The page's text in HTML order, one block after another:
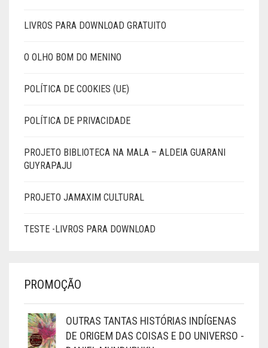
LIVROS PARA DOWNLOAD GRATUITO
O OLHO BOM DO MENINO
POLÍTICA DE COOKIES (UE)
POLÍTICA DE PRIVACIDADE
PROJETO BIBLIOTECA NA MALA – ALDEIA GUARANI
GUYRAPAJU
PROJETO JAMAXIM CULTURAL
TESTE -LIVROS PARA DOWNLOAD
PROMOÇÃO
OUTRAS TANTAS HISTÓRIAS INDÍGENAS
DE ORIGEM DAS COISAS E DO UNIVERSO -